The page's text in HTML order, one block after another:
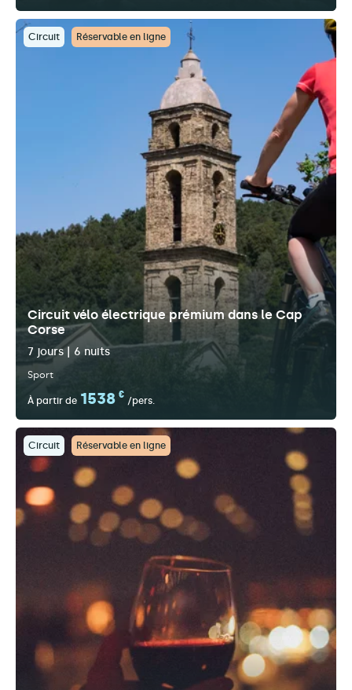
Circuit Réservable en ligne
Circuit vélo électrique prémium dans le Cap
Corse
7 jours | 6 nuits
Sport
À partir de 1538 €
/pers.
Circuit Réservable en ligne